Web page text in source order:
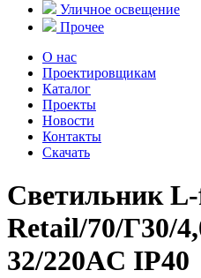
Уличное освещение
Прочее
О нас
Проектировщикам
Каталог
Проекты
Новости
Контакты
Скачать
Светильник
Retail/70/Г30/
32/220AC IP40